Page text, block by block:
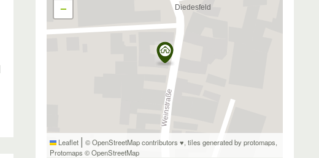
−
Leaflet | © OpenStreetMap contributors ♥,tiles generated by protomaps,
Protomaps ©OpenStreetMap